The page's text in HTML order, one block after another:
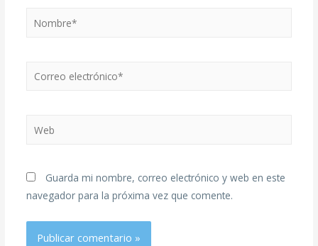
Guarda mi nombre, correo electrónico y web en este
navegador para la próxima vez que comente.